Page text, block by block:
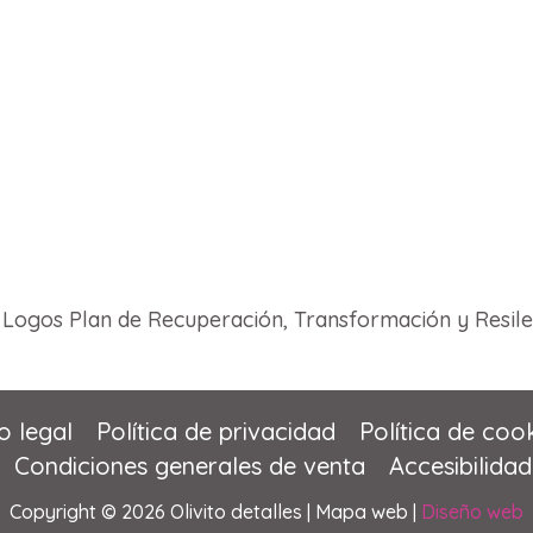
legal Política de privacidad
Política de
Condiciones generales de venta
Accesibilidad
Copyright © 2026 Olivito detalles | Mapa web | Diseño web